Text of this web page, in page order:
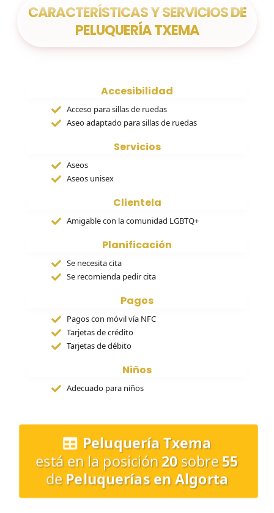
CARACTERÍSTICAS Y SERVICIOS DE
PELUQUERÍA TXEMA
Accesibilidad
Acceso para sillas de ruedas
Aseo adaptado para sillas de ruedas
Servicios
Aseos
Aseos unisex
Clientela
Amigable con la comunidad LGBTQ+
Planificación
Se necesita cita
Se recomienda pedir cita
Pagos
Pagos con móvil vía NFC
Tarjetas de crédito
Tarjetas de débito
Niños
Adecuado para niños
Peluquería Txema
está en la posición20 sobre 55
dePeluquerías en Algorta